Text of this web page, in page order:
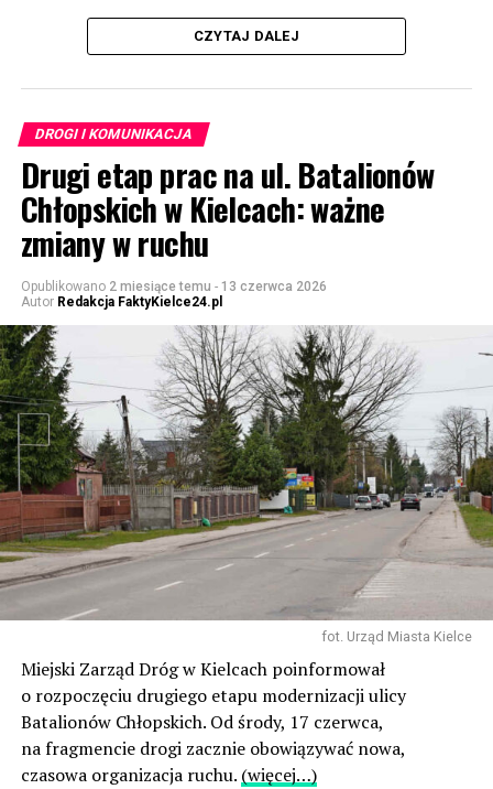
CZYTAJ DALEJ
DROGI I KOMUNIKACJA
Drugi etap prac na ul. Batalionów
Chłopskich w Kielcach: ważne
zmiany w ruchu
Opublikowano 2 miesiące temu - 13 czerwca 2026
Autor Redakcja FaktyKielce24.pl
fot. Urząd Miasta Kielce
Miejski Zarząd Dróg w Kielcach poinformował
o rozpoczęciu drugiego etapu modernizacji ulicy
Batalionów Chłopskich. Od środy, 17 czerwca,
na fragmencie drogi zacznie obowiązywać nowa,
czasowa organizacja ruchu. (więcej…)